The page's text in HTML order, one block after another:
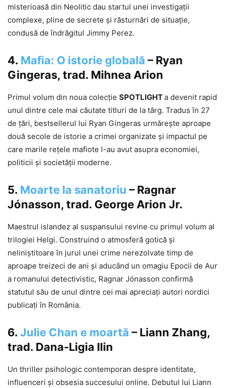
misterioasă din Neolitic dau startul unei investigații
complexe, pline de secrete și răsturnări de situație,
condusă de îndrăgitul Jimmy Perez.
4. Mafia: O istorie globală – Ryan
Gingeras, trad. Mihnea Arion
Primul volum din noua colecție SPOTLIGHTa devenit rapid
unul dintre cele mai căutate titluri de la târg. Tradus în 27
de țări, bestsellerul lui Ryan Gingeras urmărește aproape
două secole de istorie a crimei organizate și impactul pe
care marile rețele mafiote l-au avut asupra economiei,
politicii și societății moderne.
5. Moarte la sanatoriu – Ragnar
Jónasson, trad. George Arion Jr.
Maestrul islandez al suspansului revine cu primul volum al
trilogiei Helgi. Construind o atmosferă gotică și
neliniștitoare în jurul unei crime nerezolvate timp de
aproape treizeci de ani și aducând un omagiu Epocii de Aur
a romanului detectivistic, Ragnar Jónasson confirmă
statutul său de unul dintre cei mai apreciați autori nordici
publicați în România.
6. Julie Chan e moartă – Liann Zhang,
trad. Dana-Ligia Ilin
Un thriller psihologic contemporan despre identitate,
influenceri și obsesia succesului online. Debutul lui Liann